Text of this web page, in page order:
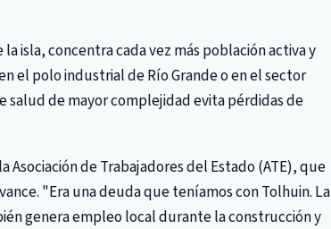
isla, concentra cada vez más población activa y
el polo industrial de Río Grande o en el sector
de mayor complejidad evita pérdidas de
Asociación de Trabajadores del Estado (ATE), que
"Era una deuda que teníamos con Tolhuin. La
genera empleo local durante la construcción y